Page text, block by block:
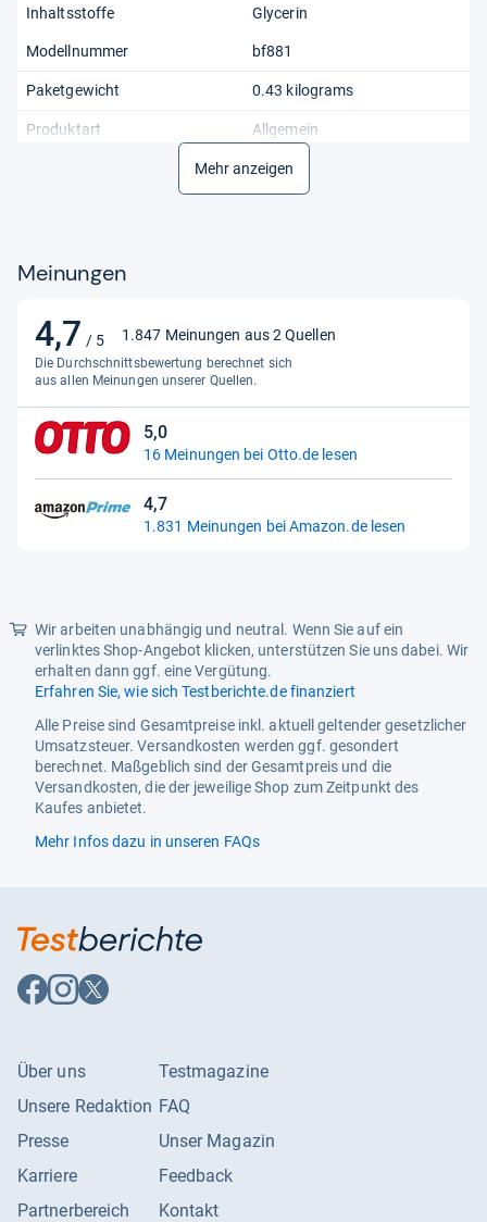
Inhaltsstoffe Glycerin
Modellnummer bf881
Paketgewicht 0.43 kilograms
Produktart Allgemein
Allzweckcreme
Mehr anzeigen
Meinungen
4,7 / 5
4,7
von
5
Sternen
1.847 Meinungen aus 2 Quellen
Die Durchschnittsbewertung berechnet sich
aus allen Meinungen unserer Quellen.
5,0
5,0
von
Sternen
16 Meinungen bei Otto.de lesen
4,7
4,7
von
1.831 Meinungen bei Amazon.de lesen
Wir arbeiten unabhängig und neutral. Wenn Sie auf ein
verlinktes Shop-Angebot klicken, unterstützen Sie uns dabei. Wir
erhalten dann ggf. eine Vergütung.
Erfahren Sie, wie sich Testberichte.de finanziert
Alle Preise sind Gesamtpreise inkl. aktuell geltender gesetzlicher
Umsatzsteuer. Versandkosten werden ggf. gesondert
berechnet. Maßgeblich sind der Gesamtpreis und die
Versandkosten, die der jeweilige Shop zum Zeitpunkt des
Kaufes anbietet.
Mehr Infos dazu in unseren FAQs
Auf
Facebook
Auf
Instagram
Auf
X
Über uns
Unsere Redaktion
Presse
Karriere
Partnerbereich
Testmagazine
FAQ
Unser Magazin
Feedback
Kontakt